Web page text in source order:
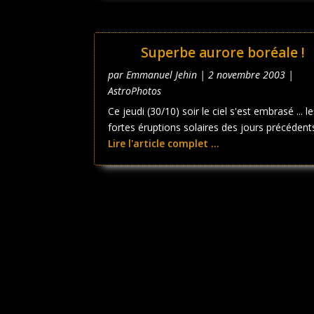
Superbe aurore boréale !
par Emmanuel Jehin |2 novembre 2003 |
AstroPhotos
Ce jeudi (30/10) soir le ciel s'est embrasé ...
fortes éruptions solaires des jours
Lire l'article complet ...